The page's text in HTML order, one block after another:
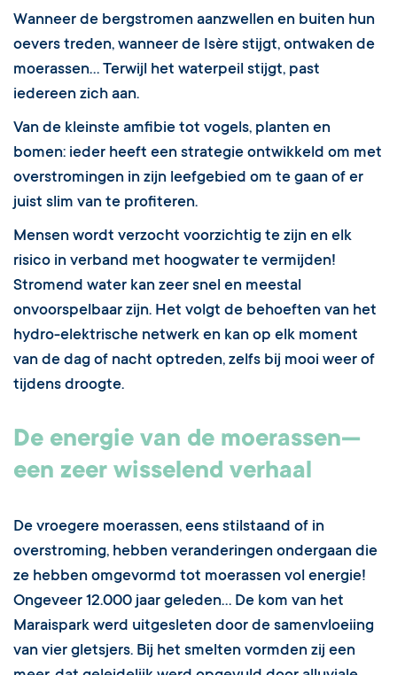
Wanneer de bergstromen aanzwellen en buiten hun
oevers treden, wanneer de Isère stijgt, ontwaken de
moerassen… Terwijl het waterpeil stijgt, past
iedereen zich aan.
Van de kleinste amfibie tot vogels, planten en
bomen: ieder heeft een strategie ontwikkeld om met
overstromingen in zijn leefgebied om te gaan of er
juist slim van te profiteren.
Mensen wordt verzocht voorzichtig te zijn en elk
risico in verband met hoogwater te vermijden!
Stromend water kan zeer snel en meestal
onvoorspelbaar zijn. Het volgt de behoeften van het
hydro-elektrische netwerk en kan op elk moment
van de dag of nacht optreden, zelfs bij mooi weer of
tijdens droogte.
De energie van de moerassen—
een zeer wisselend verhaal
De vroegere moerassen, eens stilstaand of in
overstroming, hebben veranderingen ondergaan die
ze hebben omgevormd tot moerassen vol energie!
Ongeveer 12.000 jaar geleden… De kom van het
Maraispark werd uitgesleten door de samenvloeiing
van vier gletsjers. Bij het smelten vormden zij een